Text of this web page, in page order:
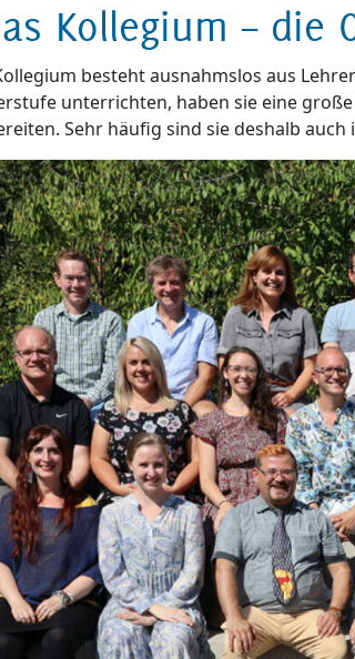
Kollegium – die
besteht ausnahmslos aus
unterrichten, haben sie eine
Sehr häufig sind sie deshalb